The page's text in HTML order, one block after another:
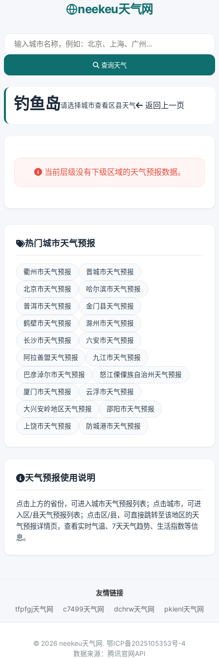
neekeu天气网
查询天气
钓鱼岛请选择城市查看区县天气 返回上一页
当前层级没有下级区域的天气预报数据。
热门城市天气预报
衢州市天气预报 晋城市天气预报
北京市天气预报 哈尔滨市天气预报
普洱市天气预报 金门县天气预报
鹤壁市天气预报 滁州市天气预报
长沙市天气预报 六安市天气预报
阿拉善盟天气预报 九江市天气预报
巴彦淖尔市天气预报 怒江傈僳族自治州天气预报
厦门市天气预报 云浮市天气预报
大兴安岭地区天气预报 邵阳市天气预报
上饶市天气预报 防城港市天气预报
天气预报使用说明
点击上方的省份，可进入城市天气预报列表；点击城市，可进
入区/县天气预报列表；点击区/县，可直接跳转至该地区的天
气预报详情页，查看实时气温、7天天气趋势、生活指数等信
息。
友情链接
tfpfgj天气网
c7499天气网 dchrw天气网 pkienl天气网
© 2026 neekeu天气网. 鄂ICP备2025105353号-4
数据来源：腾讯官网API